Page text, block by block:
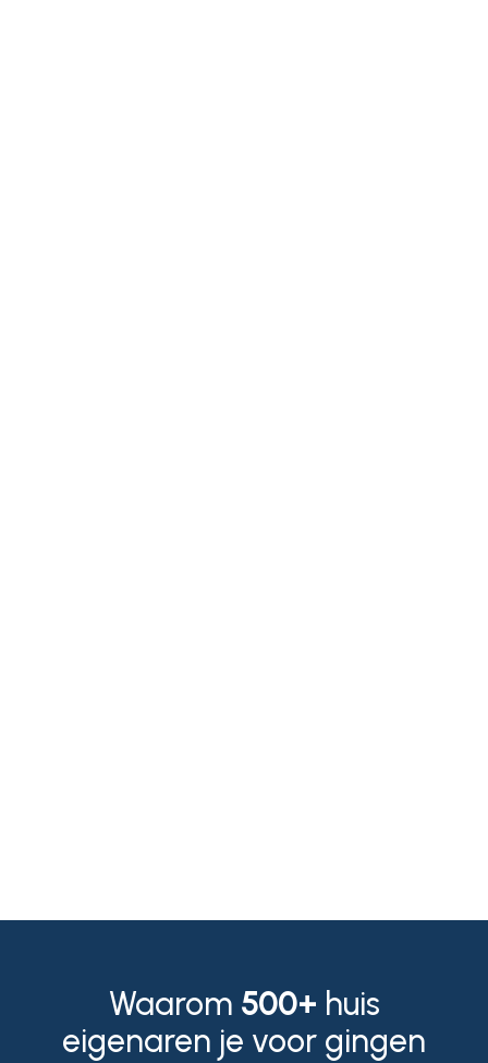
Waarom 500+ huis
eigenaren je voor gingen